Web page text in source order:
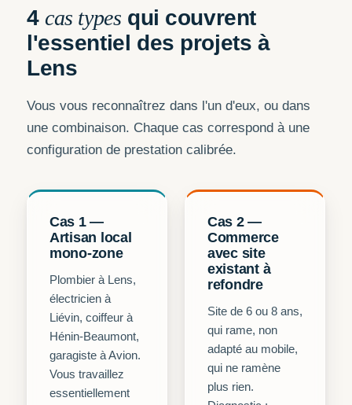
4cas types qui couvrent
l'essentiel des projets à
Lens
Vous vous reconnaîtrez dans l'un d'eux, ou dans
une combinaison. Chaque cas correspond à une
configuration de prestation calibrée.
Cas 1 —
Artisan local
mono-zone
Plombier à Lens,
électricien à
Liévin, coiffeur à
Hénin-Beaumont,
garagiste à Avion.
Vous travaillez
essentiellement
Cas 2 —
Commerce
avec site
existant à
refondre
Site de 6 ou 8 ans,
qui rame, non
adapté au mobile,
qui ne ramène
plus rien.